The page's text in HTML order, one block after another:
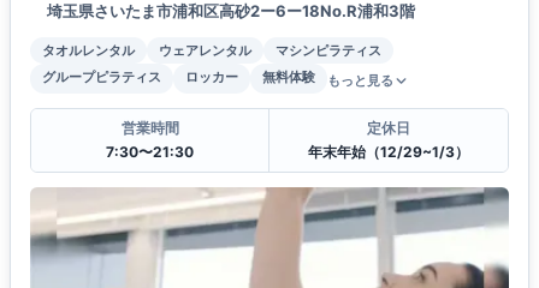
埼玉県さいたま市浦和区高砂2ー6ー18No.R浦和3階
タオルレンタル ウェアレンタル
マシンピラティス
グループピラティス
ロッカー 無料体験 もっと見る
営業時間
7:30〜21:30
定休日
年末年始（12/29~1/3）